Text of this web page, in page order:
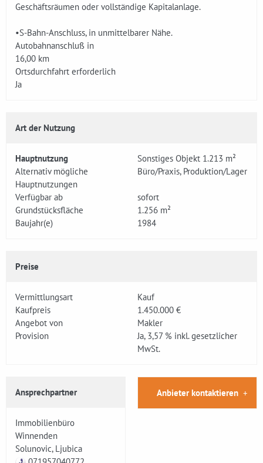
Geschäftsräumen oder vollständige Kapitalanlage.
•S-Bahn-Anschluss, in unmittelbarer Nähe.
Autobahnanschluß in
16,00 km
Ortsdurchfahrt erforderlich
Ja
Art der Nutzung
Hauptnutzung
Sonstiges Objekt 1.213 m²
Alternativ mögliche
Hauptnutzungen
Büro/Praxis, Produktion/Lager
Verfügbar ab
sofort
Grundstücksfläche
1.256 m²
Baujahr(e)
1984
Preise
Vermittlungsart
Kauf
Kaufpreis
1.450.000 €
Angebot von
Makler
Provision
Ja, 3,57 % inkl. gesetzlicher
MwSt.
Ansprechpartner
Immobilienbüro
Winnenden
Solunovic, Ljubica
Anbieter kontaktieren